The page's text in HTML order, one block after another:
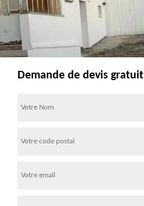
Demande de devis gratuit